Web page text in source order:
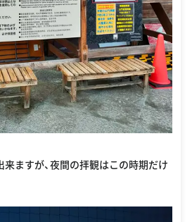
ますが、夜間の拝観はこの時期だけ